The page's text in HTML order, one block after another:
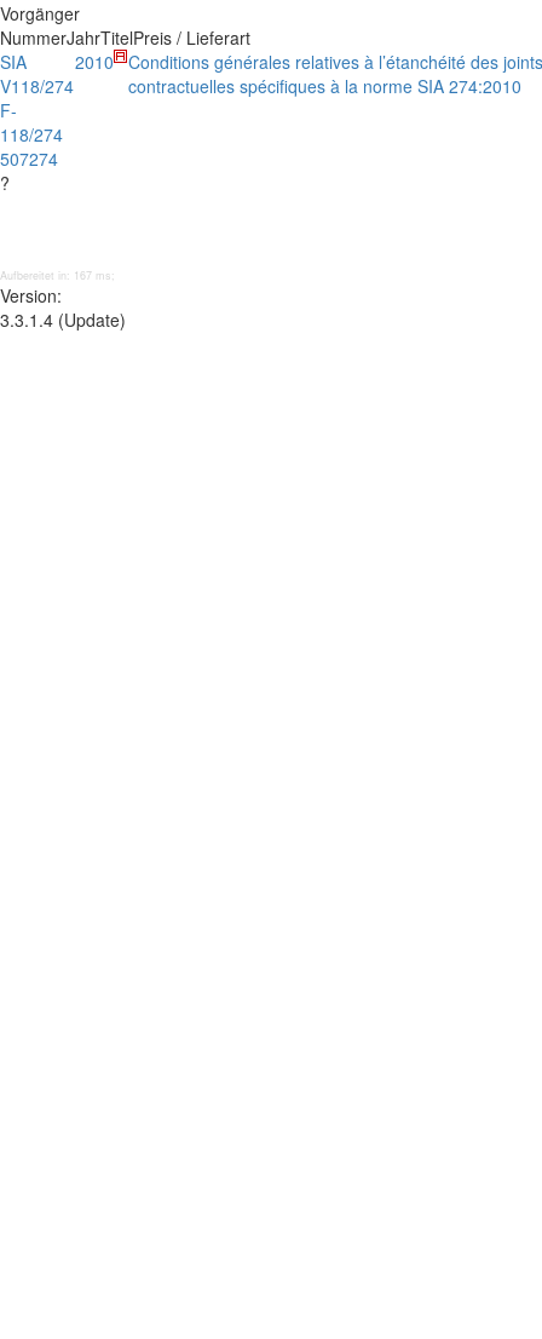
Vorgänger
NummerJahrTitelPreis / Lieferart
SIA
V118/274
F-
118/274
507274
?
2010
Conditions générales relatives à l’étanchéité des
contractuelles spécifiques à la norme SIA 274:2010
Aufbereitet in: 167 ms;
Version:
3.3.1.4 (Update)